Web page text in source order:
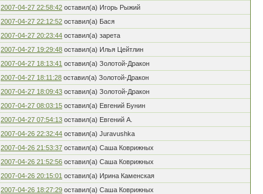
2007-04-27 22:58:42 оставил(а) Игорь Рыжий
2007-04-27 22:12:52 оставил(а) Бася
2007-04-27 20:23:44 оставил(а) зарета
2007-04-27 19:29:48 оставил(а) Илья Цейтлин
2007-04-27 18:13:41 оставил(а) Золотой-Дракон
2007-04-27 18:11:28 оставил(а) Золотой-Дракон
2007-04-27 18:09:43 оставил(а) Золотой-Дракон
2007-04-27 08:03:15 оставил(а) Евгений Бунин
2007-04-27 07:54:13 оставил(а) Евгений А.
2007-04-26 22:32:44 оставил(а) Juravushka
2007-04-26 21:53:37 оставил(а) Саша Коврижных
2007-04-26 21:52:56 оставил(а) Саша Коврижных
2007-04-26 20:15:01 оставил(а) Ирина Каменская
2007-04-26 18:27:29 оставил(а) Саша Коврижных